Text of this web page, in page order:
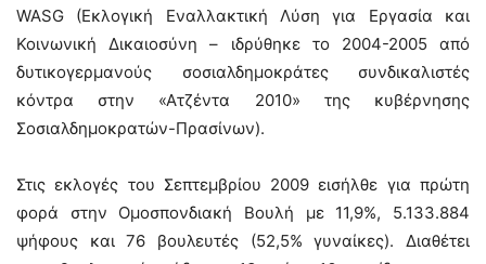
WASG (Εκλογική Εναλλακτική Λύση για Εργασία και
Κοινωνική Δικαιοσύνη – ιδρύθηκε το 2004-2005 από
δυτικογερμανούς σοσιαλδημοκράτες συνδικαλιστές
κόντρα στην «Ατζέντα 2010» της κυβέρνησης
Σοσιαλδημοκρατών-Πρασίνων).
Στις εκλογές του Σεπτεμβρίου 2009 εισήλθε για πρώτη
φορά στην Ομοσπονδιακή Βουλή με 11,9%, 5.133.884
ψήφους και 76 βουλευτές (52,5% γυναίκες). Διαθέτει